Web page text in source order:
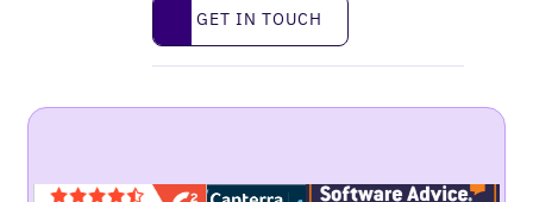
Get in touch
GET IN TOUCH